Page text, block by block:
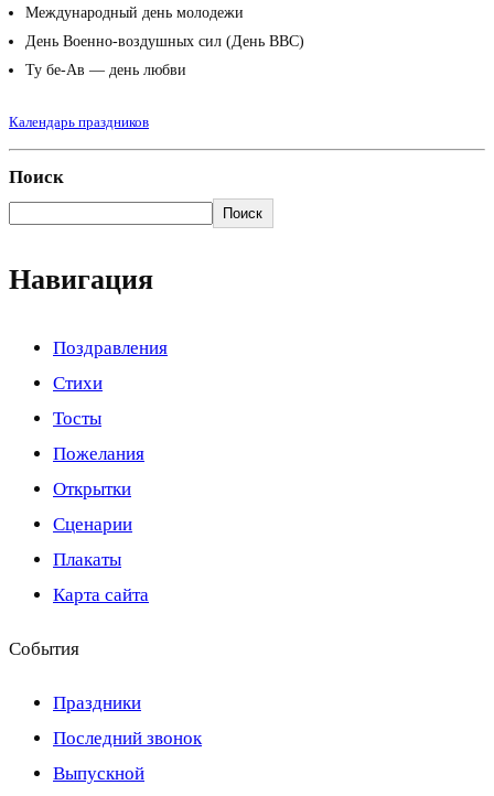
Международный день молодежи
День Военно-воздушных сил (День ВВС)
Ту бе-Ав — день любви
Календарь праздников
Поиск
Поиск
Навигация
Поздравления
Стихи
Тосты
Пожелания
Открытки
Сценарии
Плакаты
Карта сайта
События
Праздники
Последний звонок
Выпускной